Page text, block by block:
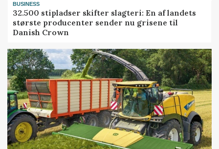
BUSINESS
32.500 stipladser skifter slagteri: En af landets
største producenter sender nu grisene til
Danish Crown